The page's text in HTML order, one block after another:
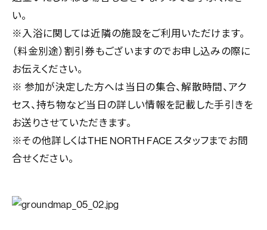
い。
※入浴に関しては近隣の施設をご利用いただけます。
（料金別途）割引券もございますのでお申し込みの際に
お伝えください。
※ 参加が決定した方へは当日の集合、解散時間、アク
セス、持ち物など当日の詳しい情報を記載した手引きを
お送りさせていただきます。
※その他詳しくはTHE NORTH FACE スタッフまでお問
合せください。